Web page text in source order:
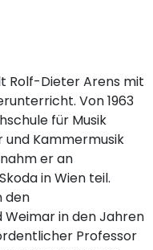
Rolf-Dieter Arens mit
Von 1963
für Musik
und Kammermusik
er an
in Wien teil.
den
Weimar in den Jahren
Professor